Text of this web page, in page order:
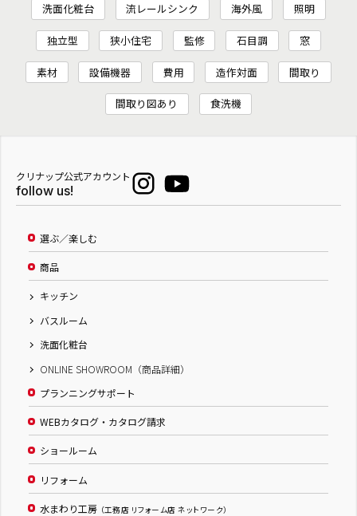
洗面化粧台 流レールシンク 海外風 照明
独立型 狭小住宅 監修 石目調 窓
素材 設備機器 費用 造作対面 間取り
間取り図あり 食洗機
クリナップ公式アカウント
follow us!
選ぶ／楽しむ
商品
キッチン
バスルーム
洗面化粧台
ONLINE SHOWROOM（商品詳細）
プランニングサポート
WEBカタログ・カタログ請求
ショールーム
リフォーム
水まわり工房 （工務店 リフォーム店 ネットワーク）